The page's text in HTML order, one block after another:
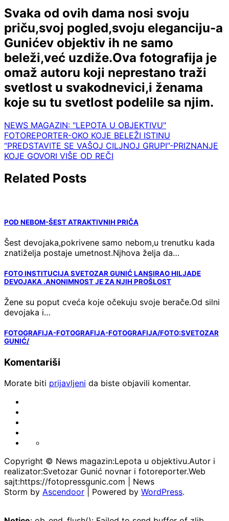
Svaka od ovih dama nosi svoju
priču,svoj pogled,svoju eleganciju-a
Gunićev objektiv ih ne samo
beleži,već uzdiže.Ova fotografija je
omaž autoru koji neprestano traži
svetlost u svakodnevici,i ženama
koje su tu svetlost podelile sa njim.
NEWS MAGAZIN: "LEPOTA U OBJEKTIVU"
Navigacija
članaka
FOTOREPORTER-OKO KOJE BELEŽI ISTINU
“PREDSTAVITE SE VAŠOJ CILJNOJ GRUPI”-PRIZNANJE
KOJE GOVORI VIŠE OD REČI
Related Posts
POD NEBOM-ŠEST ATRAKTIVNIH PRIČA
Šest devojaka,pokrivene samo nebom,u trenutku kada
znatiželja postaje umetnost.Njhova želja da…
FOTO INSTITUCIJA SVETOZAR GUNIĆ LANSIRAO HILJADE
DEVOJAKA .ANONIMNOST JE ZA NJIH PROŠLOST
Žene su poput cveća koje očekuju svoje berače.Od silni
devojaka i…
FOTOGRAFIJA-FOTOGRAFIJA-FOTOGRAFIJA/FOTO:SVETOZAR
GUNIĆ/
Komentariši
Morate biti prijavljeni da biste objavili komentar.
Copyright © News magazin:Lepota u objektivu.Autor i
realizator:Svetozar Gunić novnar i fotoreporter.Web
sajt:https://fotopressgunic.com | News
Storm by Ascendoor | Powered by WordPress.